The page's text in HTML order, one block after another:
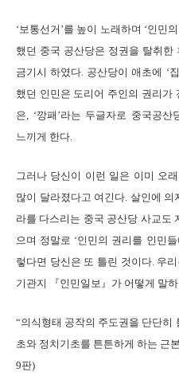
‘보통선거’를 높이 노래하며 ‘인민
했던 중국 공산당은 정권을 탈취한
금기시 하였다. 공산당이 애초에 ‘
했던 인민은 도리어 주인의 권리가
은, ‘깡패’라는 두글자로 중국공
느끼게 한다.
그러나 당신이 이런 일은 이미 오
많이 달라졌다고 여긴다. 살인에
라를 다스리는 중국 공산당 사교도
으며 정말로 ‘인민의 권리를 인민
렇다면 당신은 또 틀린 것이다. 우
기관지 『인민일보』가 어떻게 말
“의식형태 공작의 주도권을 단단히
초와 정치기초를 튼튼하게 하는 근
9판)